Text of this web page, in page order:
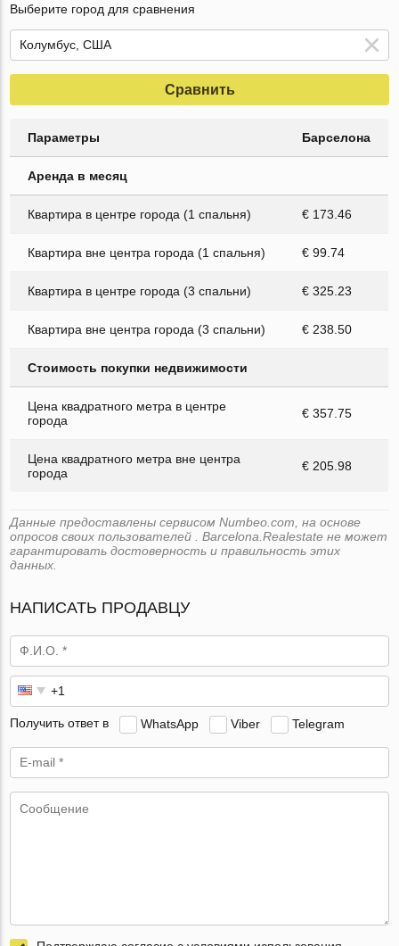
Выберите город для сравнения
Сравнить
Параметры Барселона
Аренда в месяц
Квартира в центре города (1 спальня) € 173.46
Квартира вне центра города (1 спальня) € 99.74
Квартира в центре города (3 спальни) € 325.23
Квартира вне центра города (3 спальни) € 238.50
Стоимость покупки недвижимости
Цена квадратного метра в центре
города
€ 357.75
Цена квадратного метра вне центра
города
€ 205.98
Данные предоставлены сервисом Numbeo.com, на основе
опросов своих пользователей . Barcelona.Realestate не может
гарантировать достоверность и правильность этих
данных.
НАПИСАТЬ ПРОДАВЦУ
Получить ответ в WhatsApp Viber Telegram